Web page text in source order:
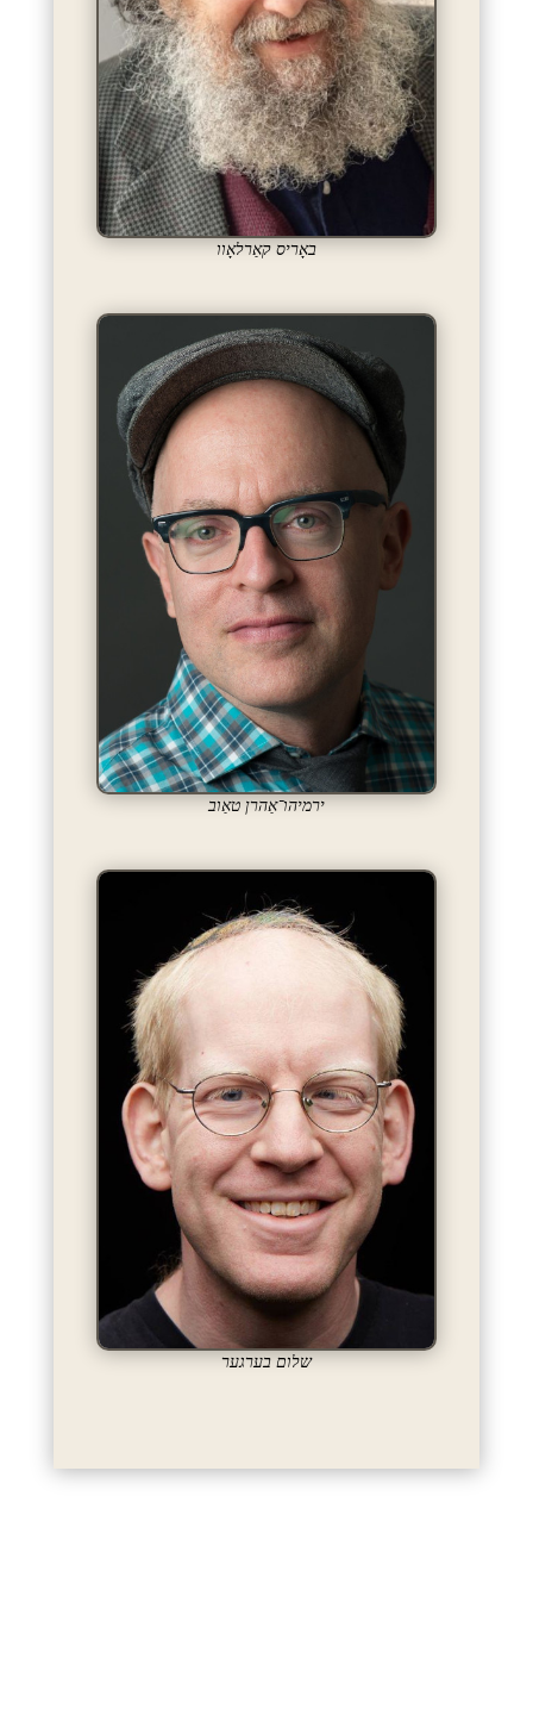
באָריס קאַרלאָוו
ירמיהו־אַהרן טאַוב
שלום בערגער